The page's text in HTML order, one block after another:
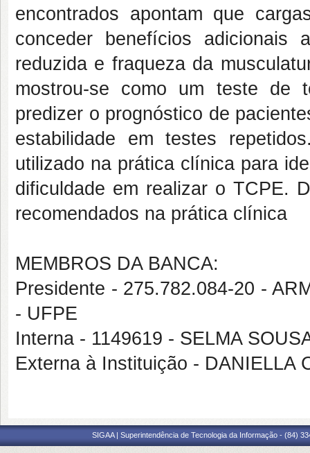
encontrados apontam que
conceder benefícios
reduzida e fraqueza da
mostrou-se como um teste de
predizer o prognóstico de
estabilidade em testes
utilizado na prática clínica para
dificuldade em realizar o TCPE.
recomendados na prática clínica
MEMBROS DA BANCA:
Presidente - 275.782.084-20 -
- UFPE
Interna - 1149619 - SELMA
Externa à Instituição - DANIELLA
SIGAA | Superintendência de Tecnologia da Informação - (84)